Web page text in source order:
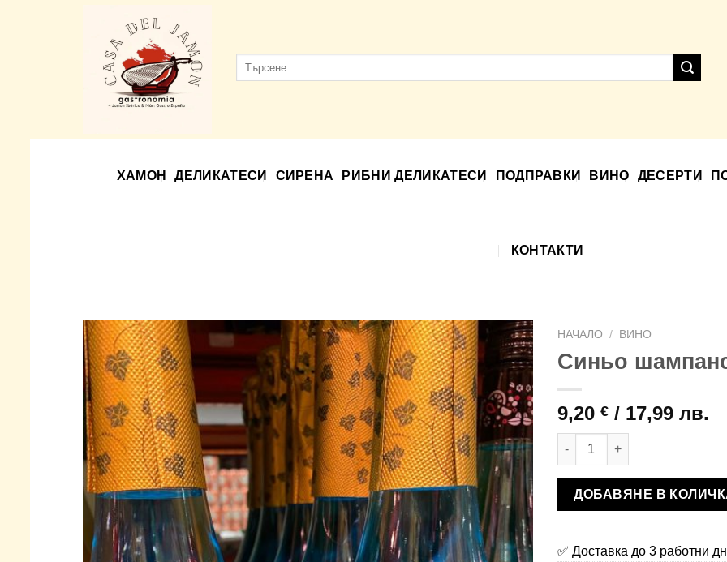
ХАМОН ДЕЛИКАТЕСИ СИРЕНА РИБНИ ДЕЛИКАТЕСИ ПОДПРАВКИ ВИНО ДЕСЕРТИ
КОНТАКТИ
НАЧАЛО / ВИНО
Синьо
9,20 € / 17,99 лв.
количество за Синьо
ДОБАВЯНЕ В
✅ Доставка до 3 работни